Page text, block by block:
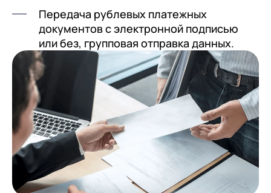
Передача рублевых платежных
документов с электронной подписью
или без, групповая отправка данных.